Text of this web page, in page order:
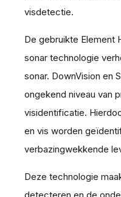
visdetectie.
De gebruikte Element
sonar technologie
sonar. DownVision en
ongekend niveau van
visidentificatie.
en vis worden
verbazingwekkende
Deze technologie